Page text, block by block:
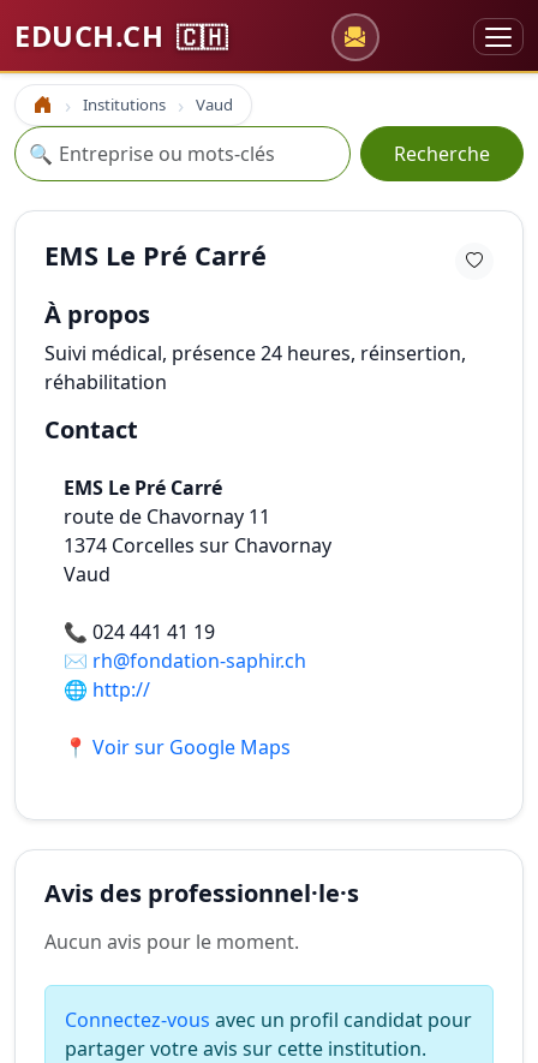
EDUCH.CH 🇨🇭
Accueil Institutions Vaud
Recherche
🔍 Recherche
EMS Le Pré Carré
À propos
Suivi médical, présence 24 heures, réinsertion,
réhabilitation
Contact
EMS Le Pré Carré
route de Chavornay 11
1374 Corcelles sur Chavornay
Vaud
📞 024 441 41 19
✉️ rh@fondation-saphir.ch
🌐 http://
📍 Voir sur Google Maps
Avis des professionnel·le·s
Aucun avis pour le moment.
Connectez-vous avec un profil candidat pour
partager votre avis sur cette institution.